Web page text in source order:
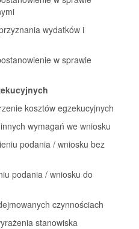
wydatków i
w sprawie
kosztów egzekucyjnych
wymagań we wniosku
podania / wniosku bez
podania / wniosku do
czynnościach
stanowiska